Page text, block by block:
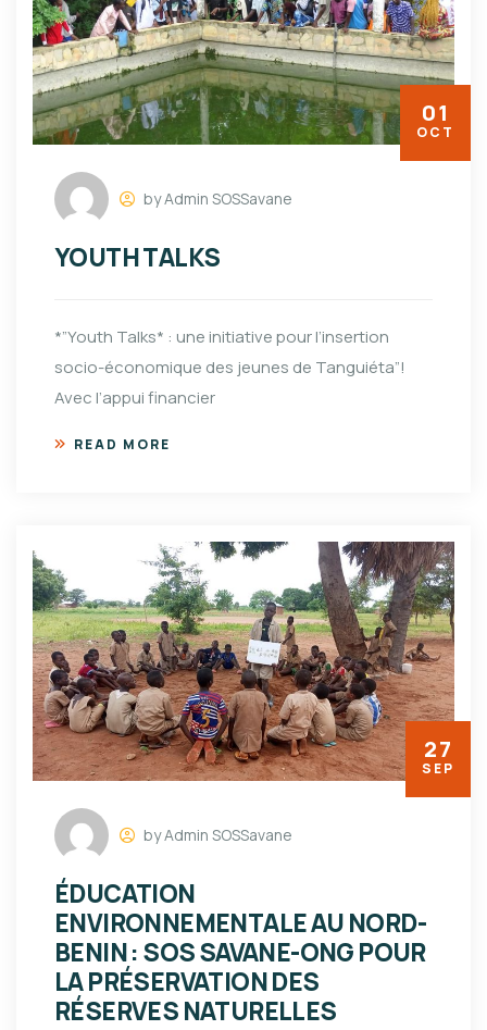
by Admin SOSSavane
YOUTH TALKS
*”Youth Talks* : une initiative pour l’insertion
socio-économique des jeunes de Tanguiéta”!
Avec l’appui financier
READ MORE
01
OCT
by Admin SOSSavane
ÉDUCATION
ENVIRONNEMENTALE AU NORD-
BENIN : SOS SAVANE-ONG POUR
LA PRÉSERVATION DES
RÉSERVES NATURELLES
27
SEP